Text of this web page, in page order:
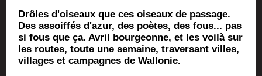
Drôles d'oiseaux que ces oiseaux de passage.
Des assoiffés d'azur, des poètes, des fous... pas
si fous que ça. Avril bourgeonne, et les voilà sur
les routes, toute une semaine, traversant villes,
villages et campagnes de Wallonie.